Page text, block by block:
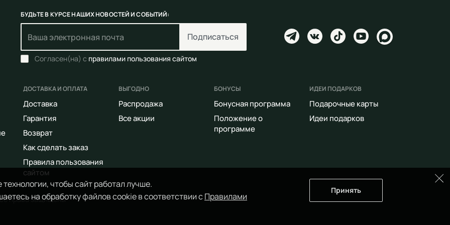
чтобы сайт работал лучше.
на обработку файлов cookie в соответствии сПравилами
Принять
БУДЬТЕ В КУРСЕ НАШИХ НОВОСТЕЙ И СОБЫТИЙ:
Подписаться
Согласен(на) с правилами пользования сайтом
ДОСТАВКА И ОПЛАТА
Доставка
Гарантия
Возврат
Как сделать заказ
Правила пользования
сайтом
ВЫГОДНО
Распродажа
Все акции
БОНУСЫ
Бонусная программа
Положение о
программе
ИДЕИ ПОДАРКОВ
Подарочные карты
Идеи подарков
права защищены